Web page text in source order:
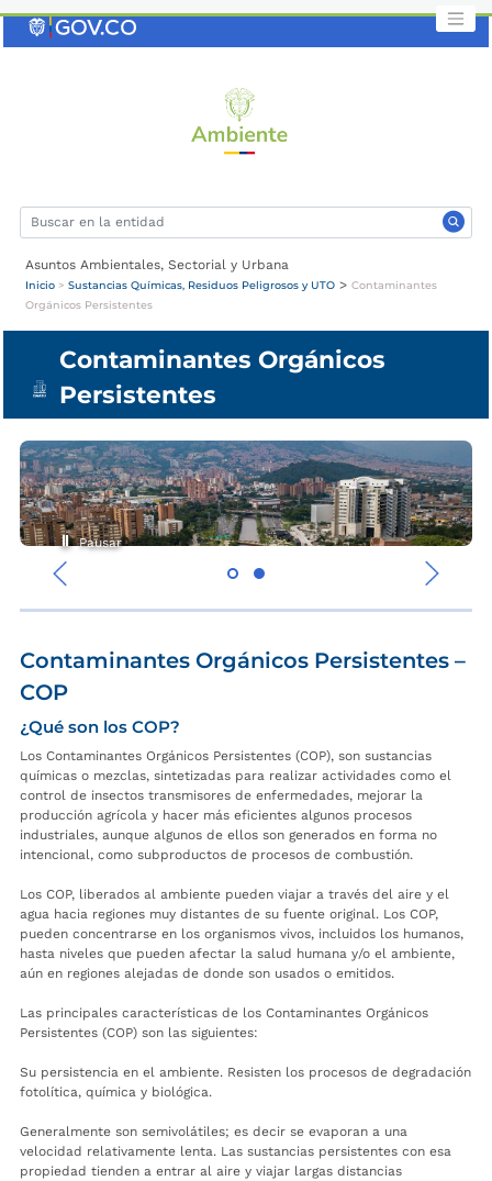
Asuntos Ambientales, Sectorial y Urbana
Inicio > Sustancias Químicas, Residuos Peligrosos y UTO > Contaminantes
Orgánicos Persistentes
Contaminantes Orgánicos
Persistentes
‹
›
Pausar
Contaminantes Orgánicos Persistentes –
COP
¿Qué son los COP?
Los Contaminantes Orgánicos Persistentes (COP), son sustancias
químicas o mezclas, sintetizadas para realizar actividades como el
control de insectos transmisores de enfermedades, mejorar la
producción agrícola y hacer más eficientes algunos procesos
industriales, aunque algunos de ellos son generados en forma no
intencional, como subproductos de procesos de combustión.
Los COP, liberados al ambiente pueden viajar a través del aire y el
agua hacia regiones muy distantes de su fuente original. Los COP,
pueden concentrarse en los organismos vivos, incluidos los humanos,
hasta niveles que pueden afectar la salud humana y/o el ambiente,
aún en regiones alejadas de donde son usados o emitidos.
Las principales características de los Contaminantes Orgánicos
Persistentes (COP) son las siguientes:
Su persistencia en el ambiente. Resisten los procesos de degradación
fotolítica, química y biológica.
Generalmente son semivolátiles; es decir se evaporan a una
velocidad relativamente lenta. Las sustancias persistentes con esa
propiedad tienden a entrar al aire y viajar largas distancias